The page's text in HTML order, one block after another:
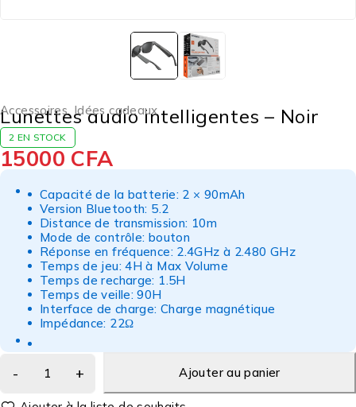
Accessoires, Idées cadeaux
Lunettes audio intelligentes – Noir
2 EN STOCK
15000 CFA
Capacité de la batterie: 2 × 90mAh
Version Bluetooth: 5.2
Distance de transmission: 10m
Mode de contrôle: bouton
Réponse en fréquence: 2.4GHz à 2.480 GHz
Temps de jeu: 4H à Max Volume
Temps de recharge: 1.5H
Temps de veille: 90H
Interface de charge: Charge magnétique
Impédance: 22Ω
Ajouter au panier